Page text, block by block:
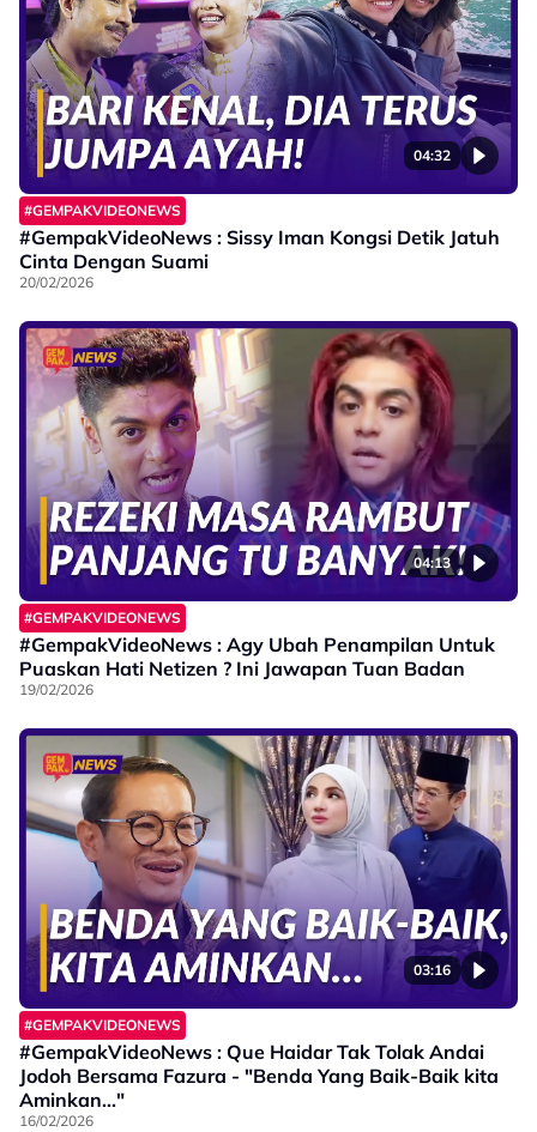
04:32
#GEMPAKVIDEONEWS
#GempakVideoNews : Sissy Iman Kongsi Detik Jatuh
Cinta Dengan Suami
20/02/2026
04:13
#GEMPAKVIDEONEWS
#GempakVideoNews : Agy Ubah Penampilan Untuk
Puaskan Hati Netizen ? Ini Jawapan Tuan Badan
19/02/2026
03:16
#GEMPAKVIDEONEWS
#GempakVideoNews : Que Haidar Tak Tolak Andai
Jodoh Bersama Fazura - "Benda Yang Baik-Baik kita
Aminkan..."
16/02/2026